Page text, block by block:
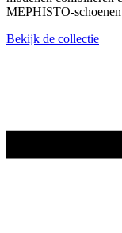
MEPHISTO-schoenen
Bekijk de collectie